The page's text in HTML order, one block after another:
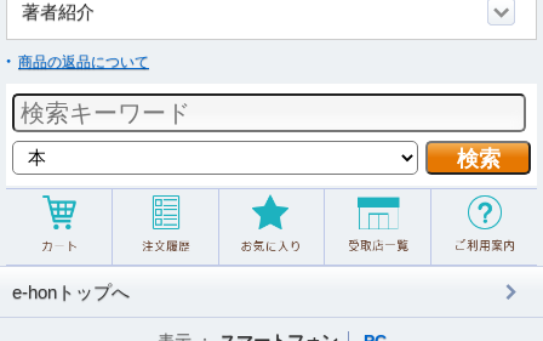
著者紹介
商品の返品について
e-honトップへ